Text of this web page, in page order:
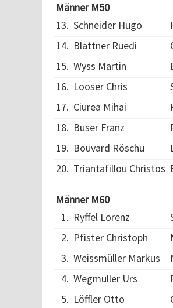
Männer M50
13. Schneider Hugo
14. Blattner Ruedi
15. Wyss Martin
16. Looser Chris
17. Ciurea Mihai
18. Buser Franz
19. Bouvard Röschu
20. Triantafillou Christos
Männer M60
1. Ryffel Lorenz
2. Pfister Christoph
3. Weissmüller Markus
4. Wegmüller Urs
5. Löffler Otto